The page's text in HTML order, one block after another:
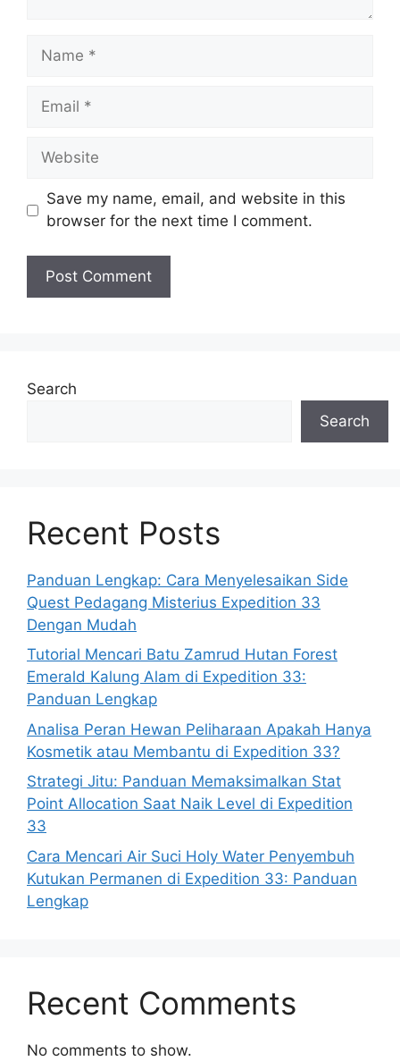
Name
Email
Website
Save my name, email, and website in this
browser for the next time I comment.
Search
Search
Recent Posts
Panduan Lengkap: Cara Menyelesaikan Side
Quest Pedagang Misterius Expedition 33
Dengan Mudah
Tutorial Mencari Batu Zamrud Hutan Forest
Emerald Kalung Alam di Expedition 33:
Panduan Lengkap
Analisa Peran Hewan Peliharaan Apakah Hanya
Kosmetik atau Membantu di Expedition 33?
Strategi Jitu: Panduan Memaksimalkan Stat
Point Allocation Saat Naik Level di Expedition
33
Cara Mencari Air Suci Holy Water Penyembuh
Kutukan Permanen di Expedition 33: Panduan
Lengkap
Recent Comments
No comments to show.